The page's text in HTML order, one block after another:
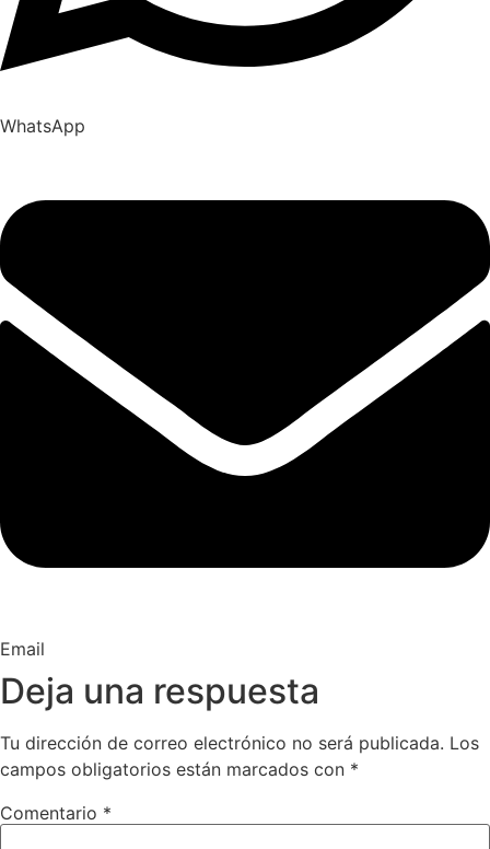
WhatsApp
Email
Deja una respuesta
Tu dirección de correo electrónico no será publicada. Los
campos obligatorios están marcados con *
Comentario *